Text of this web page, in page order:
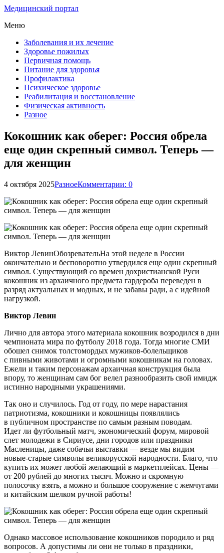
Медицинский портал
Меню
Заболевания и их лечение
Здоровье пожилых
Первичная помощь
Питание для здоровья
Профилактика
Психическое здоровье
Реабилитация и восстановление
Физическая активность
Разное
Кокошник как оберег: Россия обрела
еще один скрепный символ. Теперь —
для женщин
4 октября 2025РазноеКомментарии: 0
Виктор ЛевинОбозревательНа этой неделе в России
окончательно и бесповоротно утвердился еще один скрепный
символ. Существующий со времен дохристианской Руси
кокошник из архаичного предмета гардероба переведен в
разряд актуальных и модных, и не забавы ради, а с идейной
нагрузкой.
Виктор Левин
Лично для автора этого материала кокошник возродился в дни
чемпионата мира по футболу 2018 года. Тогда многие СМИ
обошел снимок толстомордых мужиков-болельщиков
с пивными животами и огромными кокошникам на головах.
Ежели и таким персонажам архаичная конструкция была
впору, то женщинам сам бог велел разнообразить свой имидж
истинно народными украшениями.
Так оно и случилось. Год от году, по мере нарастания
патриотизма, кокошники и кокошницы появлялись
в публичном пространстве по самым разным поводам.
Идет ли футбольный матч, экономический форум, мировой
слет молодежи в Сириусе, дни городов или праздники
Масленицы, даже собачьи выставки — везде мы видим
новые-старые символы великорусской народности. Благо, что
купить их может любой желающий в маркетплейсах. Цены —
от 200 рублей до многих тысяч. Можно и скромную
полосочку взять, а можно и большое сооружение с жемчугами
и китайским шелком ручной работы!
Однако массовое использование кокошников породило и ряд
вопросов. А допустимы ли они не только в праздники,